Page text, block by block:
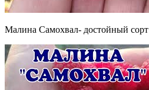
Малина Самохвал- достойный сорт